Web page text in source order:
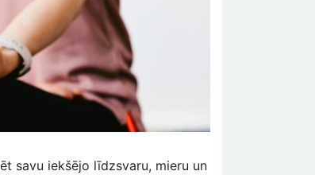
savu iekšējo līdzsvaru, mieru un